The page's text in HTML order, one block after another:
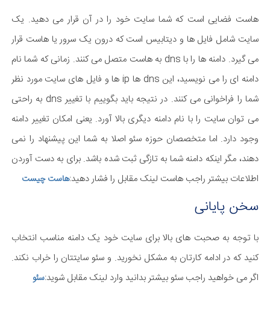
هاست فضایی است که شما سایت خود را در آن قرار می دهید. یک
سایت شامل فایل ها و دیتابیس است که درون یک سرور یا هاست قرار
می گیرد. دامنه ها را با dns به هاست متصل می کنند. زمانی که شما نام
دامنه ای را می نویسید، این dns ها ip ها و فایل های سایت مورد نظر
شما را فراخوانی می کنند. در نتیجه باید بگوییم با تغییر dns به راحتی
می توان سایت را با نام دامنه دیگری بالا آورد. یعنی امکان تغییر دامنه
وجود دارد. اما متخصصان حوزه سئو اصلا به شما این پیشنهاد را نمی
دهند، مگر اینکه دامنه شما به تازگی ثبت شده باشد. برای به دست آوردن
اطلاعات بیشتر راجب هاست لینک مقابل را فشار دهید:هاست چیست
سخن پایانی
با توجه به صحبت های بالا برای سایت خود یک دامنه مناسب انتخاب
کنید که در ادامه کارتان به مشکل نخورید. و سئو سایتتان را خراب نکند.
اگر می خواهید راجب سئو بیشتر بدانید وارد لینک مقابل شوید:سئو